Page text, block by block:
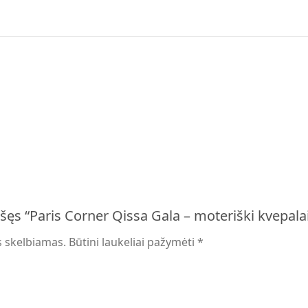
“Paris Corner Qissa Gala – moteriški
skelbiamas. Būtini laukeliai pažymėti*